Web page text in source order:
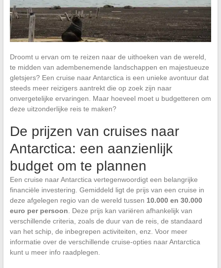
Droomt u ervan om te reizen naar de uithoeken van de wereld,
te midden van adembenemende landschappen en majestueuze
gletsjers? Een cruise naar Antarctica is een unieke avontuur dat
steeds meer reizigers aantrekt die op zoek zijn naar
onvergetelijke ervaringen. Maar hoeveel moet u budgetteren om
deze uitzonderlijke reis te maken?
De prijzen van cruises naar
Antarctica: een aanzienlijk
budget om te plannen
Een cruise naar Antarctica vertegenwoordigt een belangrijke
financiële investering. Gemiddeld ligt de prijs van een cruise in
deze afgelegen regio van de wereld tussen 10.000 en 30.000
euro per persoon . Deze prijs kan variëren afhankelijk van
verschillende criteria, zoals de duur van de reis, de standaard
van het schip, de inbegrepen activiteiten, enz. Voor meer
informatie over de verschillende cruise-opties naar Antarctica
kunt u meer info raadplegen.